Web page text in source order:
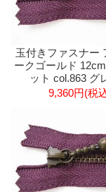
玉付きファスナー
ークゴールド
ット col.863 グ
9,360円(税